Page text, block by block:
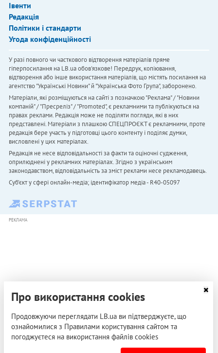
Івенти
Редакція
Політики і стандарти
Угода конфіденційності
У разі повного чи часткового відтворення матеріалів пряме
гіперпосилання на LB.ua обов'язкове! Передрук, копіювання,
відтворення або інше використання матеріалів, що містять посилання на
агентство "Українськi Новини" й "Українська Фото Група", заборонено.
Матеріали, які розміщуються на сайті з позначкою "Реклама" / "Новини
компаній" / "Пресреліз" / "Promoted", є рекламними та публікуються на
правах реклами. Редакція може не поділяти погляди, які в них
представлені. Матеріали з плашкою СПЕЦПРОЄКТ є рекламними, проте
редакція бере участь у підготовці цього контенту і поділяє думки,
висловлені у цих матеріалах.
Редакція не несе відповідальності за факти та оціночні судження,
оприлюднені у рекламних матеріалах. Згідно з українським
законодавством, відповідальність за зміст реклами несе рекламодавець.
Cуб'єкт у сфері онлайн-медіа; ідентифікатор медіа - R40-05097
РЕКЛАМА
Про використання cookies
Продовжуючи переглядати LB.ua ви підтверджуєте, що
ознайомилися з Правилами користування сайтом та
погоджуєтеся на використання файлів cookies